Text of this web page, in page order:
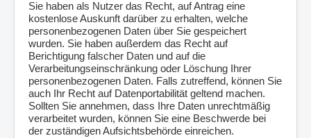
Sie haben als Nutzer das Recht, auf Antrag eine
kostenlose Auskunft darüber zu erhalten, welche
personenbezogenen Daten über Sie gespeichert
wurden. Sie haben außerdem das Recht auf
Berichtigung falscher Daten und auf die
Verarbeitungseinschränkung oder Löschung Ihrer
personenbezogenen Daten. Falls zutreffend, können Sie
auch Ihr Recht auf Datenportabilität geltend machen.
Sollten Sie annehmen, dass Ihre Daten unrechtmäßig
verarbeitet wurden, können Sie eine Beschwerde bei
der zuständigen Aufsichtsbehörde einreichen.